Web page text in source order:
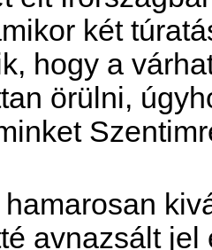
két
hogy a
örülni,
avnazsált